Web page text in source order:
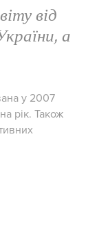
від
а
у 2007
рік. Також